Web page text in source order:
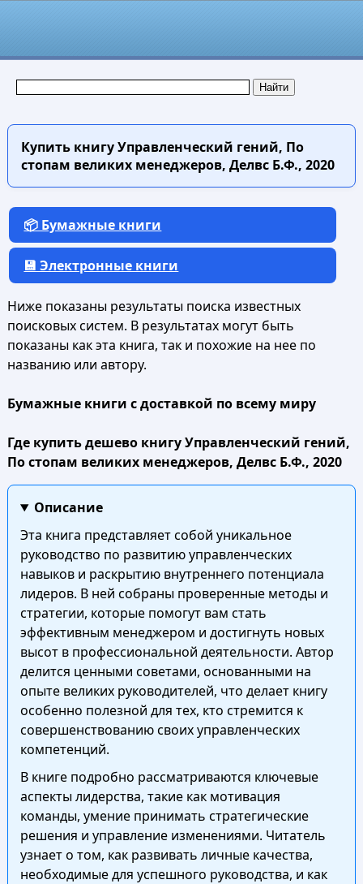
Купить книгуУправленческий гений, По
стопам великих менеджеров, Делвс Б.Ф., 2020
📦 Бумажные книги
💾 Электронные книги
Ниже показаны результаты поиска известных
поисковых систем. В результатах могут быть
показаны как эта книга, так и похожие на нее по
названию или автору.
Бумажные книги с доставкой по всему миру
Где купить дешево книгу Управленческий гений,
По стопам великих менеджеров, Делвс Б.Ф., 2020
Описание
Эта книга представляет собой уникальное
руководство по развитию управленческих
навыков и раскрытию внутреннего потенциала
лидеров. В ней собраны проверенные методы и
стратегии, которые помогут вам стать
эффективным менеджером и достигнуть новых
высот в профессиональной деятельности. Автор
делится ценными советами, основанными на
опыте великих руководителей, что делает книгу
особенно полезной для тех, кто стремится к
совершенствованию своих управленческих
компетенций.
В книге подробно рассматриваются ключевые
аспекты лидерства, такие как мотивация
команды, умение принимать стратегические
решения и управление изменениями. Читатель
узнает о том, как развивать личные качества,
необходимые для успешного руководства, и как